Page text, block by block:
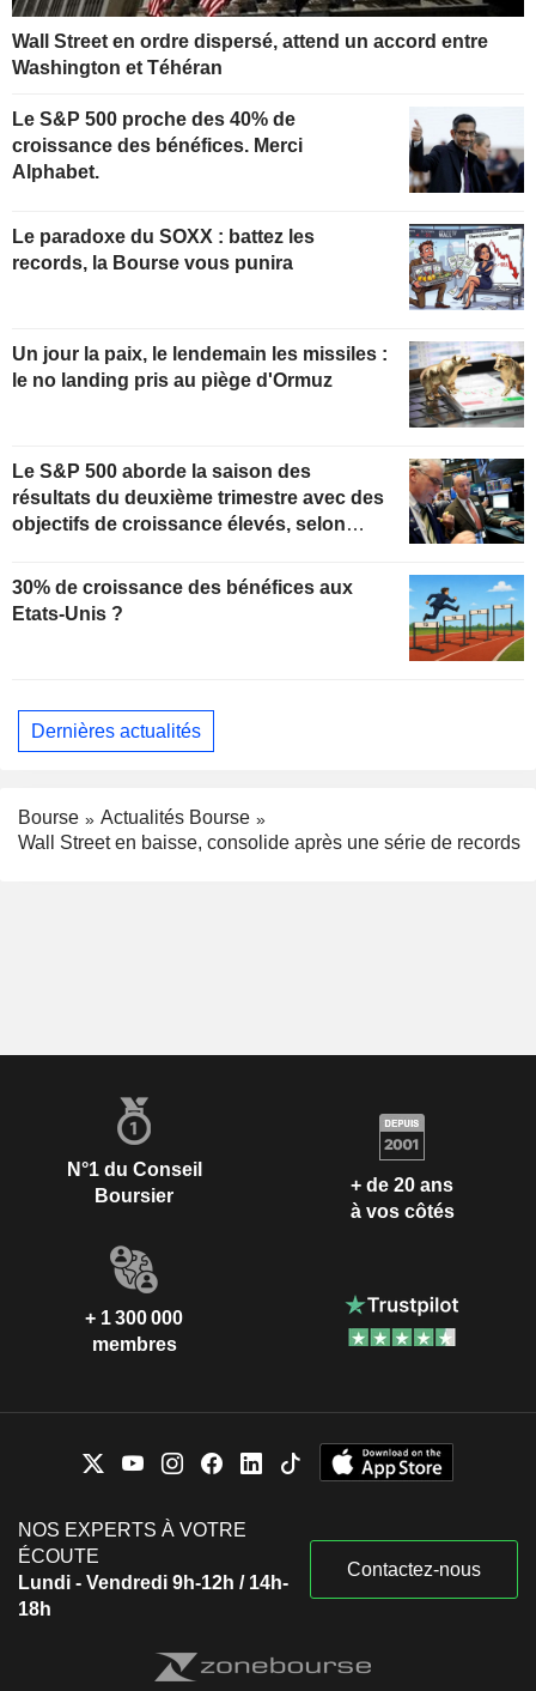
Wall Street en ordre dispersé, attend un accord entre
Washington et Téhéran
Le S&P 500 proche des 40% de
croissance des bénéfices. Merci
Alphabet.
Le paradoxe du SOXX : battez les
records, la Bourse vous punira
Un jour la paix, le lendemain les missiles :
le no landing pris au piège d'Ormuz
Le S&P 500 aborde la saison des
résultats du deuxième trimestre avec des
objectifs de croissance élevés, selon
30% de croissance des bénéfices aux
Etats-Unis ?
Dernières actualités
Bourse
Actualités Bourse
Wall Street en baisse, consolide après une série de records
N°1 du Conseil
Boursier
+ de 20 ans
à vos côtés
+ 1 300 000
membres
NOS EXPERTS À VOTRE
ÉCOUTE
Lundi - Vendredi 9h-12h / 14h-
18h
Contactez-nous